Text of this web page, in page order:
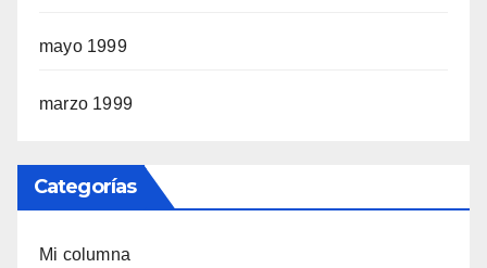
mayo 1999
marzo 1999
Categorías
Mi columna